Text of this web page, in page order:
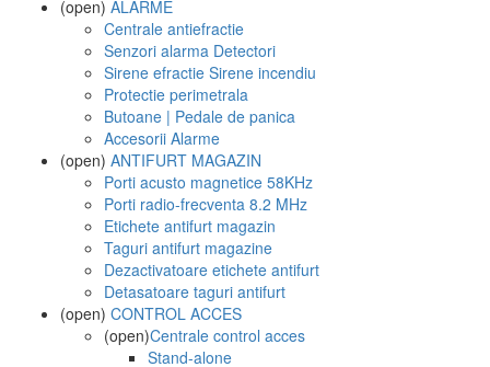
(open) ALARME
Centrale antiefractie
Senzori alarma Detectori
Sirene efractie Sirene incendiu
Protectie perimetrala
Butoane | Pedale de panica
Accesorii Alarme
(open) ANTIFURT MAGAZIN
Porti acusto magnetice 58KHz
Porti radio-frecventa 8.2 MHz
Etichete antifurt magazin
Taguri antifurt magazine
Dezactivatoare etichete antifurt
Detasatoare taguri antifurt
(open) CONTROL ACCES
(open)Centrale control acces
Stand-alone